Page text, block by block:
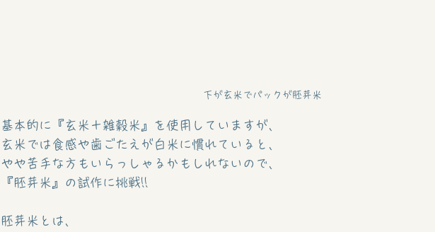
下が玄米でパックが胚芽米
基本的に『玄米＋雑穀米』を使用していますが、
玄米では食感や歯ごたえが白米に慣れていると、
やや苦手な方もいらっしゃるかもしれないので、
『胚芽米』の試作に挑戦!!
胚芽米とは、